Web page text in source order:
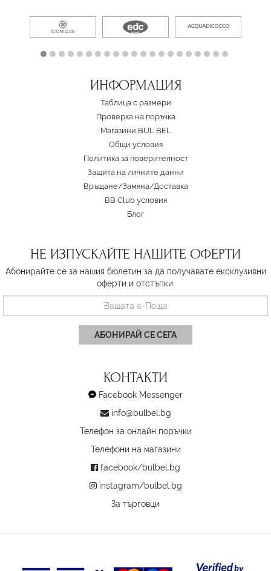
ИНФОРМАЦИЯ
Таблица с размери
Проверка на поръчка
Магазини BUL BEL
Oбщи условия
Политика за поверителност
Защита на личните данни
Връщане/Замяна/Доставка
BB Club условия
Блог
НЕ ИЗПУСКАЙТЕ НАШИТЕ ОФЕРТИ
Абонирайте се за нашия бюлетин за да получавате ексклузивни
оферти и отстъпки.
АБОНИРАЙ СЕ СЕГА
КОНТАКТИ
Facebook Messenger
info@bulbel.bg
Телефон за онлайн поръчки
Телефони на магазини
facebook/bulbel.bg
instagram/bulbel.bg
За търговци